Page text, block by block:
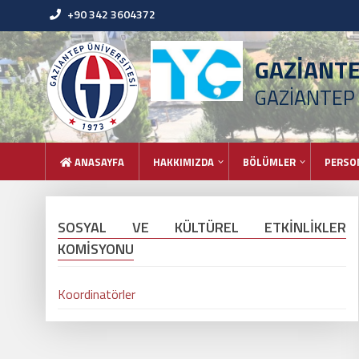
+90 342 3604372
ANASAYFA HAKKIMIZDA BÖLÜMLER
SOSYAL VE KÜLTÜREL ETKİNLİKLER
KOMİSYONU
Koordinatörler